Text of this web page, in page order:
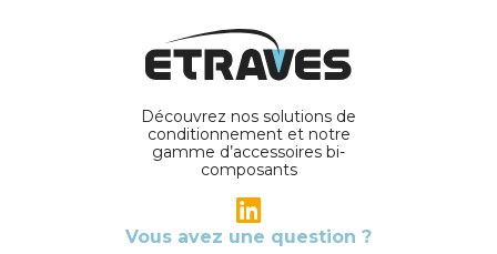
Découvrez nos solutions de
conditionnement et notre
gamme d’accessoires bi-
composants
Vous avez une question ?